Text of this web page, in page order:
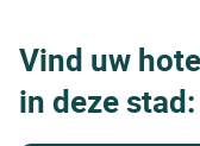
Vind uw
in deze